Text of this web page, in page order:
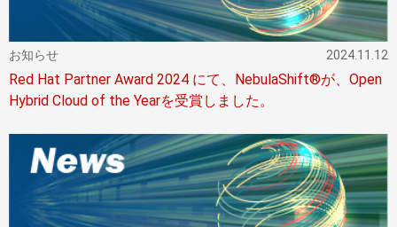
お知らせ 2024.11.12
Red Hat Partner Award 2024 にて、NebulaShift®が、Open
Hybrid Cloud of the Yearを受賞しました。